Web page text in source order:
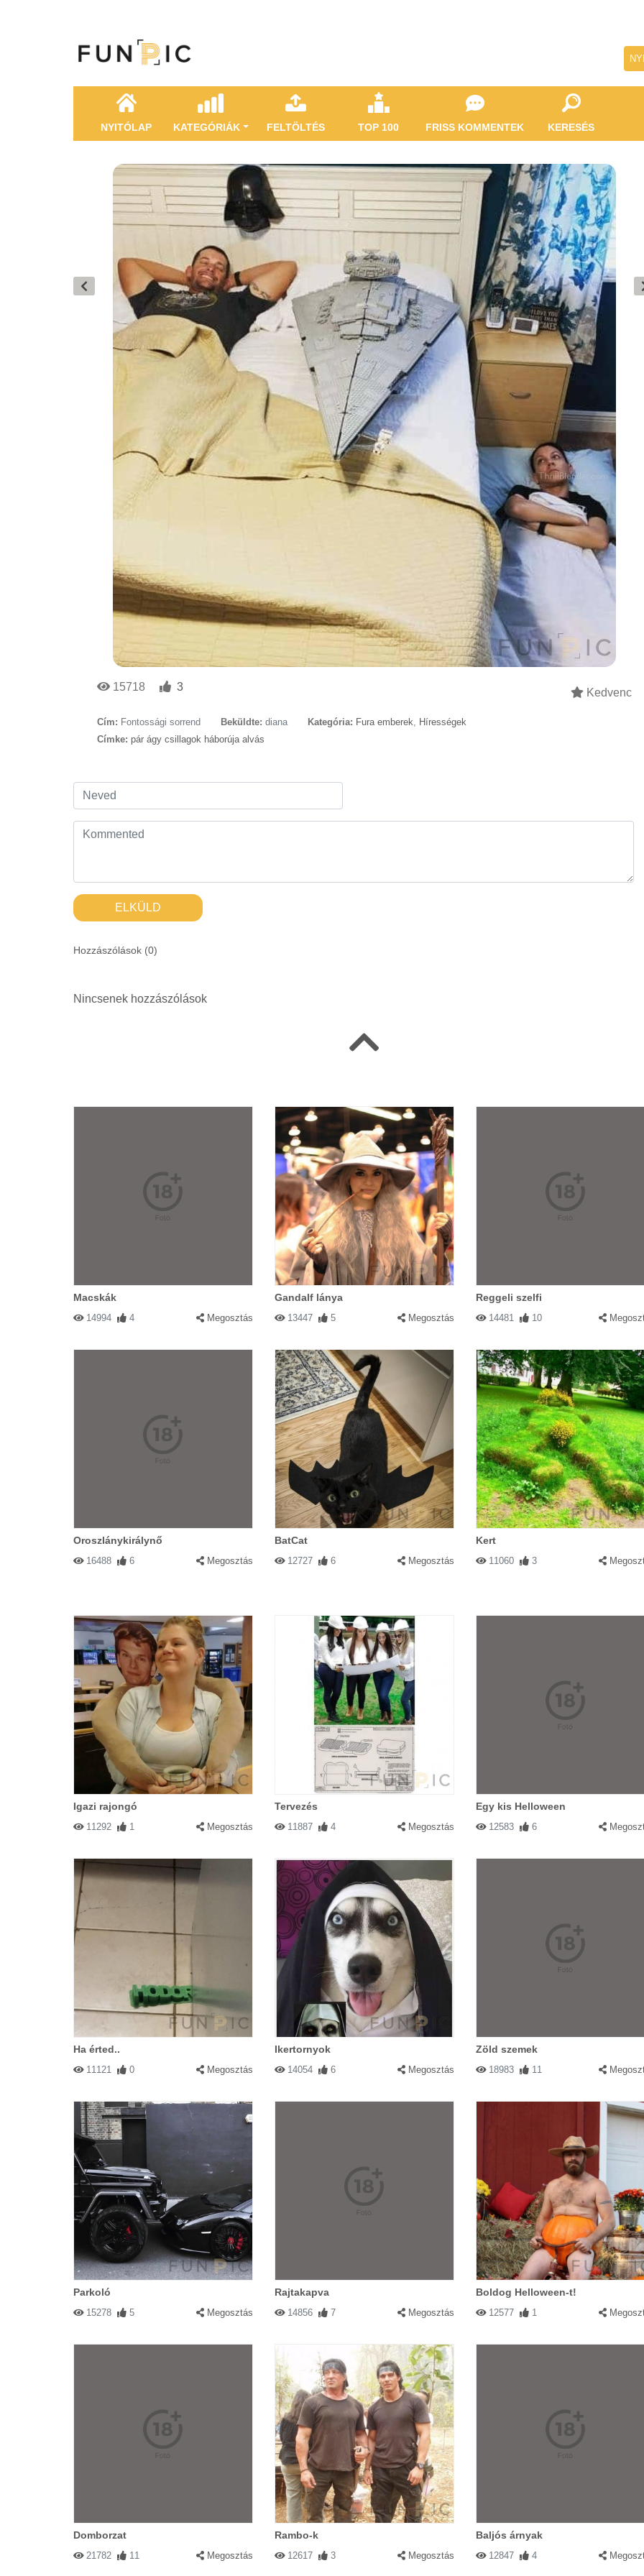
NYITÓLAP KATEGÓRIÁK FELTÖLTÉS TOP 100 FRISS KOMMENTEK KERESÉS
15718 3 Kedvenc
Cím: Fontossági sorrend Beküldte: diana Kategória: Fura emberek, Hírességek
Címke: pár ágy csillagok háborúja alvás
ELKÜLD
Hozzászólások (0)
Nincsenek hozzászólások
Macskák
14994 4 Megosztás
Gandalf lánya
13447 5 Megosztás
Reggeli szelfi
14481 10
Oroszlánykirálynő
16488 6 Megosztás
BatCat
12727 6 Megosztás
Kert
11060 3
Igazi rajongó
11292 1 Megosztás
Tervezés
11887 4 Megosztás
Egy kis Helloween
12583 6
Ha érted..
11121 0 Megosztás
Ikertornyok
14054 6 Megosztás
Zöld szemek
18983 11
Parkoló
15278 5 Megosztás
Rajtakapva
14856 7 Megosztás
Boldog Helloween-t!
12577 1
Domborzat
21782 11 Megosztás
Rambo-k
12617 3 Megosztás
Baljós árnyak
12847 4